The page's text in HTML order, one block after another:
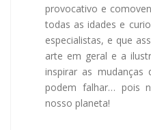
provocativo e
todas as idades e
especialistas, e que
arte em geral e a
inspirar as
podem falhar… pois
nosso planeta!